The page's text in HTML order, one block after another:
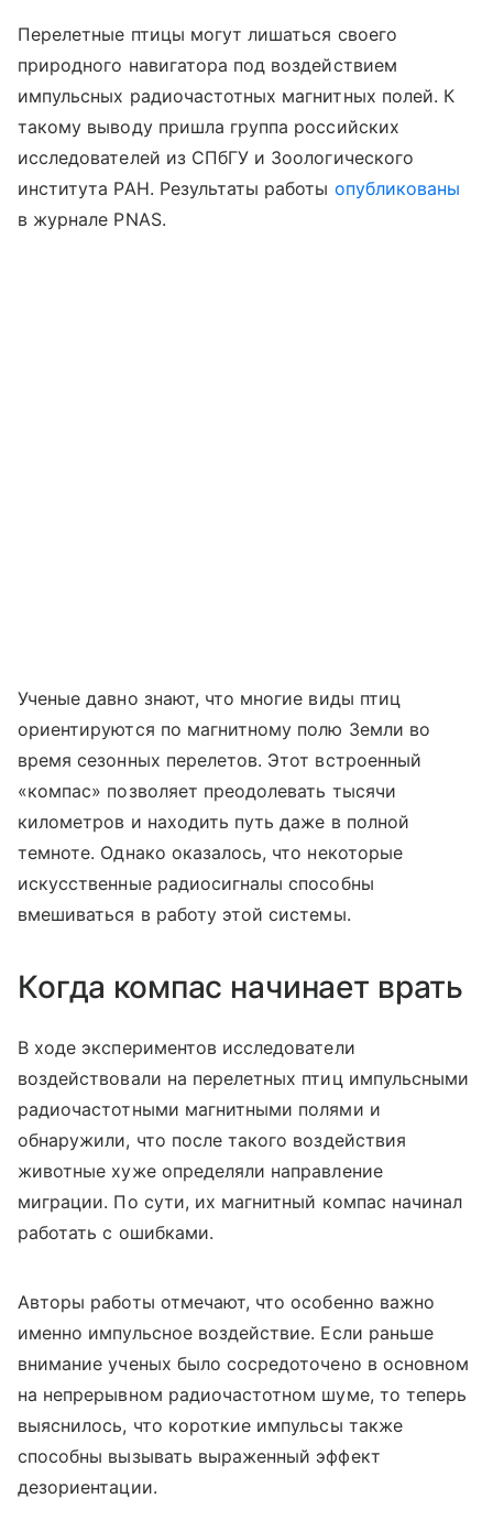
Перелетные птицы могут лишаться своего
природного навигатора под воздействием
импульсных радиочастотных магнитных полей. К
такому выводу пришла группа российских
исследователей из СПбГУ и Зоологического
института РАН. Результаты работы опубликованы
в журнале PNAS.
Ученые давно знают, что многие виды птиц
ориентируются по магнитному полю Земли во
время сезонных перелетов. Этот встроенный
«компас» позволяет преодолевать тысячи
километров и находить путь даже в полной
темноте. Однако оказалось, что некоторые
искусственные радиосигналы способны
вмешиваться в работу этой системы.
Когда компас начинает врать
В ходе экспериментов исследователи
воздействовали на перелетных птиц импульсными
радиочастотными магнитными полями и
обнаружили, что после такого воздействия
животные хуже определяли направление
миграции. По сути, их магнитный компас начинал
работать с ошибками.
Авторы работы отмечают, что особенно важно
именно импульсное воздействие. Если раньше
внимание ученых было сосредоточено в основном
на непрерывном радиочастотном шуме, то теперь
выяснилось, что короткие импульсы также
способны вызывать выраженный эффект
дезориентации.